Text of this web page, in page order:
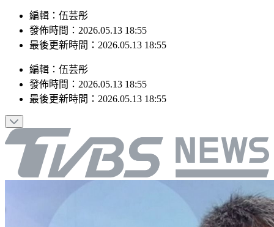
編輯：伍芸彤
發佈時間：2026.05.13 18:55
最後更新時間：2026.05.13 18:55
編輯 ： 伍芸彤
發佈時間： 2026.05.13 18:55
最後更新時間： 2026.05.13 18:55